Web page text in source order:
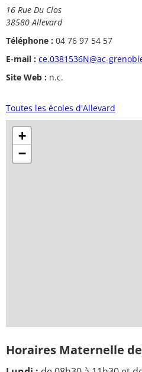
16 Rue Du Clos
38580 Allevard
Téléphone : 04 76 97 54 57
E-mail : ce.0381536N@ac-
Site Web : n.c.
Toutes les écoles d'Allevard
+
−
Horaires Maternelle